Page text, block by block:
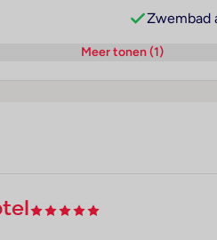
Zwembad
Meer tonen (1)